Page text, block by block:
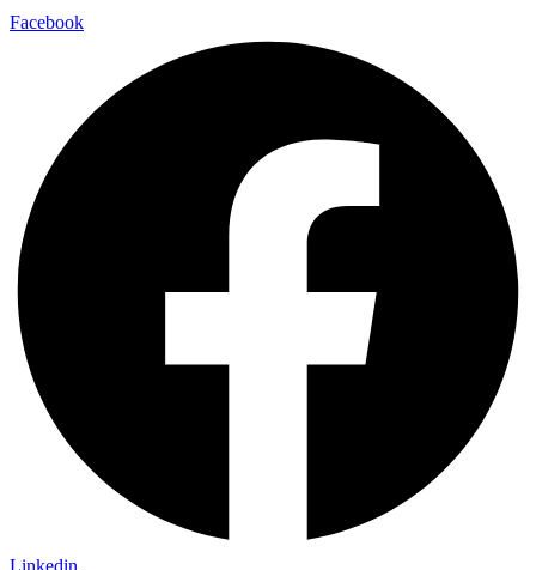
Facebook
Linkedin